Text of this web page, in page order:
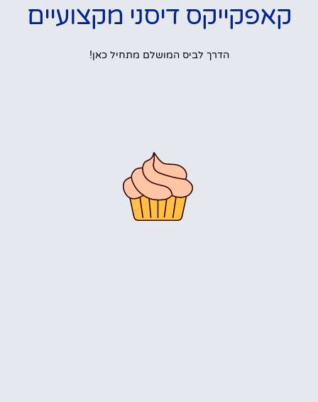
קאפקייקס דיסני מקצועיים
הדרך לביס המושלם מתחיל כאן!